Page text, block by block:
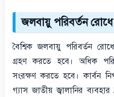
জলবায়ু পরিবর্তন
বৈশ্বিক জলবায়ু পরিবর্তন
গ্রহণ করতে হবে। অধিক
সংরক্ষণ করতে হবে। কার্বন
গ্যাস জাতীয় জ্বালানির